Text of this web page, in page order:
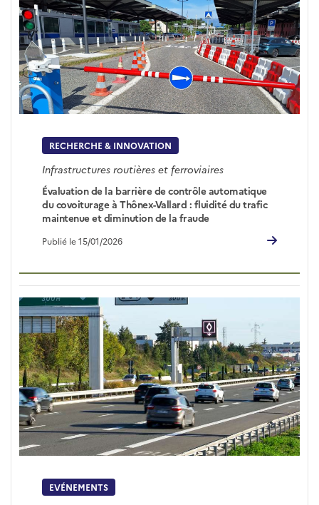
RECHERCHE & INNOVATION
Infrastructures routières et ferroviaires
Évaluation de la barrière de contrôle automatique
du covoiturage à Thônex-Vallard : fluidité du trafic
maintenue et diminution de la fraude
Publié le 15/01/2026
EVÉNEMENTS